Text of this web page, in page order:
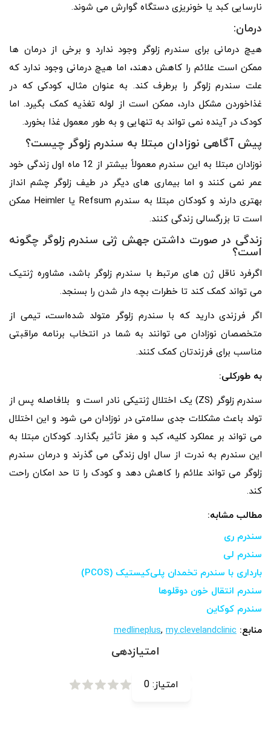
نارسایی کبد یا خونریزی دستگاه گوارش می شوند.
درمان:
هیچ درمانی برای سندرم زلوگر وجود ندارد و برخی از درمان ها
ممکن است علائم را کاهش دهند، اما هیچ درمانی وجود ندارد که
علت سندرم زلوگر را برطرف کند. به عنوان مثال، کودکی که در
غذاخوردن مشکل دارد، ممکن است از لوله تغذیه کمک بگیرد. اما
کودک در آینده نمی تواند به تنهایی و به طور معمول غذا بخورد.
پیش آگاهی نوزادان مبتلا به سندرم زلوگر چیست؟
نوزادان مبتلا به این سندرم معمولاً بیشتر از 12 ماه اول زندگی خود
عمر نمی کنند و اما بیماری های دیگر در طیف زلوگر چشم انداز
بهتری دارند و کودکان مبتلا به سندرم Refsum یا Heimler ممکن
است تا بزرگسالی زندگی کنند.
زندگی در صورت داشتن جهش ژنی سندرم زلوگر چگونه
است؟
اگرفرد ناقل ژن های مرتبط با سندرم زلوگر باشد، مشاوره ژنتیک
می تواند کمک کند تا خطرات بچه دار شدن را بسنجد.
اگر فرزندی دارید که با سندرم زلوگر متولد شده‌است، تیمی از
متخصصان نوزادان می توانند به شما در انتخاب برنامه مراقبتی
مناسب برای فرزندتان کمک کنند.
به طورکلی:
سندرم زلوگر (ZS) یک اختلال ژنتیکی نادر است و بلافاصله پس از
تولد باعث مشکلات جدی سلامتی در نوزادان می شود و این اختلال
می تواند بر عملکرد کلیه، کبد و مغز تأثیر بگذارد. کودکان مبتلا به
این سندرم به ندرت از سال اول زندگی می گذرند و درمان سندرم
زلوگر می تواند علائم را کاهش دهد و کودک را تا حد امکان راحت
کند.
مطالب مشابه:
سندرم ری
سندرم لی
بارداری با سندرم تخمدان پلی‌کیستیک (PCOS)
سندرم انتقال خون دوقلوها
سندرم کوکاین
منابع:
medlineplus, my.clevelandclinic
امتیازدهی
امتیاز: 0